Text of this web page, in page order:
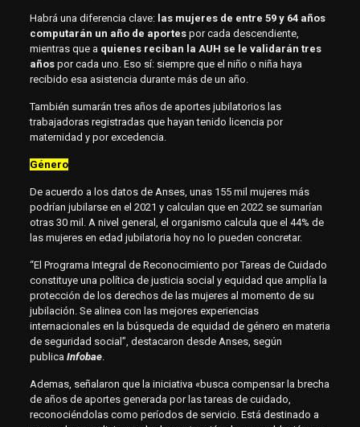
Habrá una diferencia clave: las mujeres de entre 59 y 64 años
computarán un año de aportespor cada descendiente,
mientras que a quienes reciban la AUH se le validarán tres
añospor cada uno. Eso sí: siempre que el niño o niña haya
recibido esa asistencia durante más de un año.
También sumarán tres años de aportes jubilatorios las
trabajadoras registradas que hayan tenido licencia por
maternidad y por excedencia.
Género
De acuerdo a los datos de Anses, unas 155 mil mujeres más
podrían jubilarse en el 2021 y calculan que en 2022 se sumarían
otras 30 mil. A nivel general, el organismo calcula que el 44% de
las mujeres en edad jubilatoria hoy no lo pueden concretar.
“El Programa Integral de Reconocimiento por Tareas de Cuidado
constituye una política de justicia social y equidad que amplía la
protección de los derechos de las mujeres al momento de su
jubilación. Se alinea con las mejores experiencias
internacionales en la búsqueda de equidad de género en materia
de seguridad social”, destacaron desde Anses, según
publica Infobae.
Ademas, señalaron que la iniciativa «busca compensar la brecha
de años de aportes generada por las tareas de cuidado,
reconociéndolas como períodos de servicio. Está destinado a